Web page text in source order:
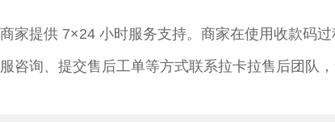
家提供 7×24 小时服务支持。商家在使用收款码
咨询、提交售后工单等方式联系拉卡拉售后团队